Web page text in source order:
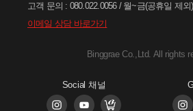
고객 문의 : 080.022.0056 / 월~금(공휴일 제외
이메일 상담 바로가기
Binggrae Co.,Ltd. All rights
Social 채널